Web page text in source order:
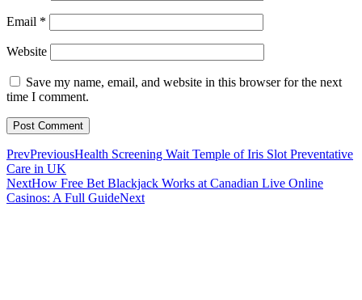
Email *
Website
Save my name, email, and website in this browser for the next
time I comment.
PrevPreviousHealth Screening Wait Temple of Iris Slot Preventative
Care in UK
NextHow Free Bet Blackjack Works at Canadian Live Online
Casinos: A Full GuideNext